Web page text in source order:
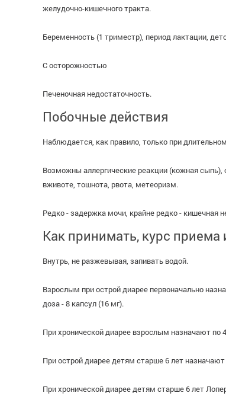
желудочно-кишечного тракта.
Беременность (1 триместр), период лактации,
С осторожностью
Печеночная недостаточность.
Побочные действия
Наблюдается, как правило, только при
Возможны аллергические реакции (кожная сыпь),
вживоте, тошнота, рвота, метеоризм.
Редко - задержка мочи, крайне редко - кишечная
Как принимать, курс приема
Внутрь, не разжевывая, запивать водой.
Взрослым при острой диарее первоначально
доза - 8 капсул (16 мг).
При хронической диарее взрослым назначают по
При острой диарее детям старше 6 лет
При хронической диарее детям старше 6 лет